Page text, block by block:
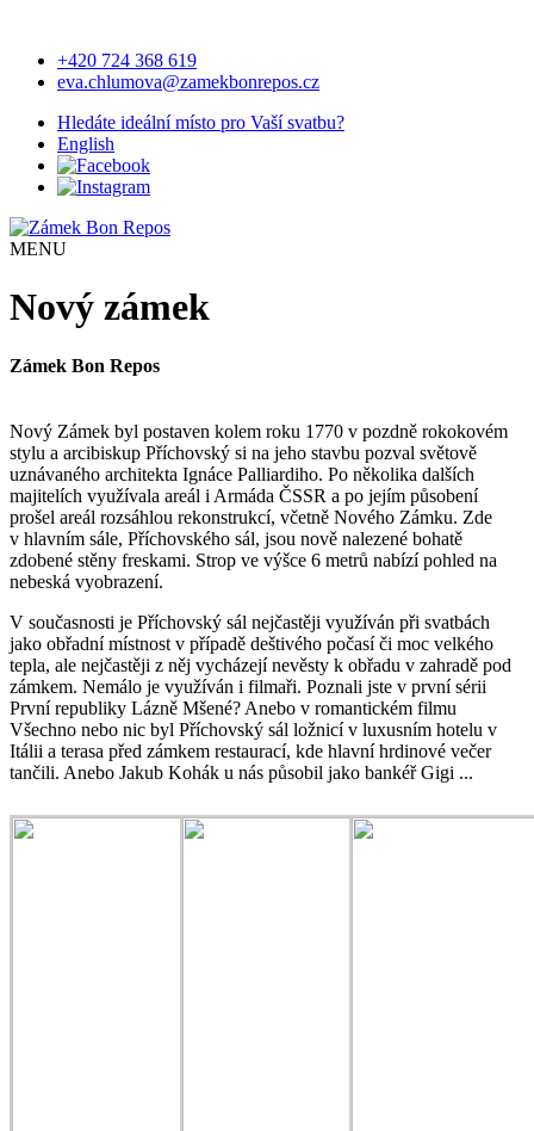
+420 724 368 619
eva.chlumova@zamekbonrepos.cz
Hledáte ideální místo pro Vaší svatbu?
English
MENU
Nový zámek
Zámek Bon Repos
Nový Zámek byl postaven kolem roku 1770 v pozdně rokokovém
stylu a arcibiskup Příchovský si na jeho stavbu pozval světově
uznávaného architekta Ignáce Palliardiho. Po několika dalších
majitelích využívala areál i Armáda ČSSR a po jejím působení
prošel areál rozsáhlou rekonstrukcí, včetně Nového Zámku. Zde
v hlavním sále, Příchovského sál, jsou nově nalezené bohatě
zdobené stěny freskami. Strop ve výšce 6 metrů nabízí pohled na
nebeská vyobrazení.
V současnosti je Příchovský sál nejčastěji využíván při svatbách
jako obřadní místnost v případě deštivého počasí či moc velkého
tepla, ale nejčastěji z něj vycházejí nevěsty k obřadu v zahradě pod
zámkem. Nemálo je využíván i filmaři. Poznali jste v první sérii
První republiky Lázně Mšené? Anebo v romantickém filmu
Všechno nebo nic byl Příchovský sál ložnicí v luxusním hotelu v
Itálii a terasa před zámkem restaurací, kde hlavní hrdinové večer
tančili. Anebo Jakub Kohák u nás působil jako bankéř Gigi ...